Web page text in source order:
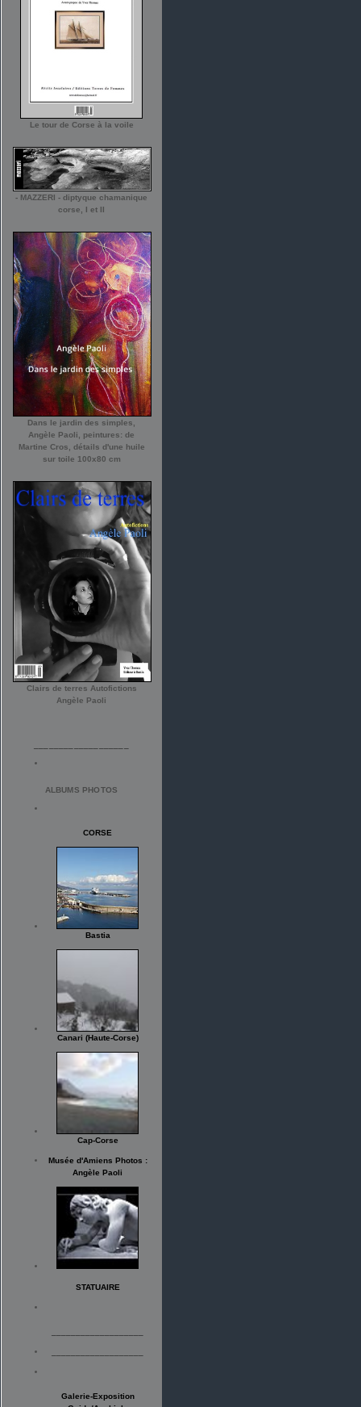
Le tour de Corse à la voile
- MAZZERI - diptyque chamanique
corse, I et II
Dans le jardin des simples,
Angèle Paoli, peintures: de
Martine Cros, détails d'une huile
sur toile 100x80 cm
Clairs de terres Autofictions
Angèle Paoli
ALBUMS PHOTOS
CORSE
Bastia
Canari (Haute-Corse)
Cap-Corse
Musée d'Amiens Photos :
Angèle Paoli
STATUAIRE
Galerie-Exposition